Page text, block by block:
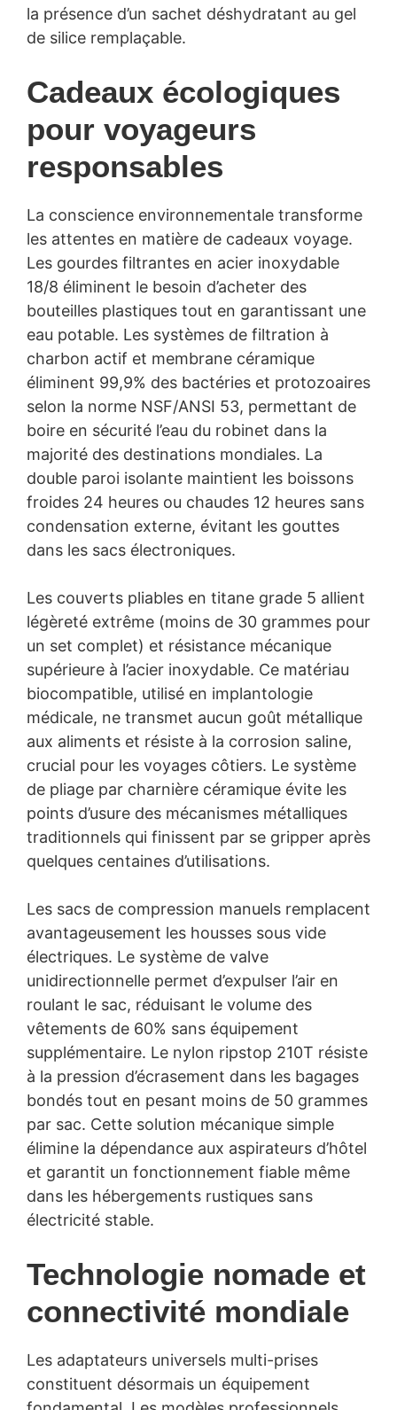
la présence d’un sachet déshydratant au gel
de silice remplaçable.
Cadeaux écologiques
pour voyageurs
responsables
La conscience environnementale transforme
les attentes en matière de cadeaux voyage.
Les gourdes filtrantes en acier inoxydable
18/8 éliminent le besoin d’acheter des
bouteilles plastiques tout en garantissant une
eau potable. Les systèmes de filtration à
charbon actif et membrane céramique
éliminent 99,9% des bactéries et protozoaires
selon la norme NSF/ANSI 53, permettant de
boire en sécurité l’eau du robinet dans la
majorité des destinations mondiales. La
double paroi isolante maintient les boissons
froides 24 heures ou chaudes 12 heures sans
condensation externe, évitant les gouttes
dans les sacs électroniques.
Les couverts pliables en titane grade 5 allient
légèreté extrême (moins de 30 grammes pour
un set complet) et résistance mécanique
supérieure à l’acier inoxydable. Ce matériau
biocompatible, utilisé en implantologie
médicale, ne transmet aucun goût métallique
aux aliments et résiste à la corrosion saline,
crucial pour les voyages côtiers. Le système
de pliage par charnière céramique évite les
points d’usure des mécanismes métalliques
traditionnels qui finissent par se gripper après
quelques centaines d’utilisations.
Les sacs de compression manuels remplacent
avantageusement les housses sous vide
électriques. Le système de valve
unidirectionnelle permet d’expulser l’air en
roulant le sac, réduisant le volume des
vêtements de 60% sans équipement
supplémentaire. Le nylon ripstop 210T résiste
à la pression d’écrasement dans les bagages
bondés tout en pesant moins de 50 grammes
par sac. Cette solution mécanique simple
élimine la dépendance aux aspirateurs d’hôtel
et garantit un fonctionnement fiable même
dans les hébergements rustiques sans
électricité stable.
Technologie nomade et
connectivité mondiale
Les adaptateurs universels multi-prises
constituent désormais un équipement